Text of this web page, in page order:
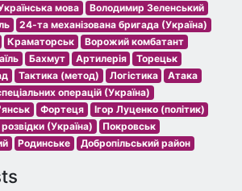
мова
Володимир Зеленський
24-та механізована бригада (Україна)
Краматорськ
Ворожий комбатант
Бахмут Артилерія
Торецьк
Тактика (метод) Логістика
Атака
операцій (Україна)
Фортеця
Ігор Луценко (політик)
(Україна)
Покровськ
Родинське Добропільський район